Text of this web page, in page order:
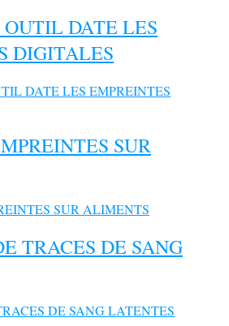
DATE LES
DIGITALES
SUR
TRACES DE SANG